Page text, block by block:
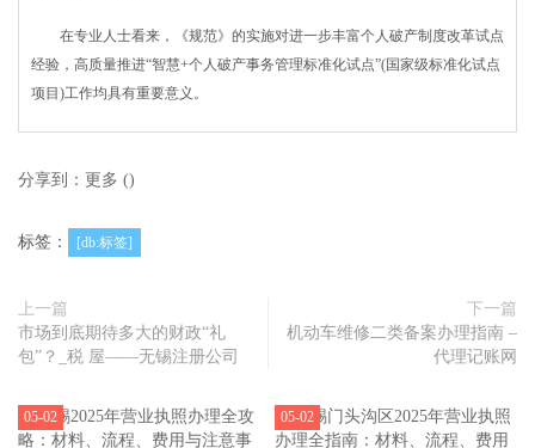
在专业人士看来，《规范》的实施对进一步丰富个人破产制度改革试点
经验，高质量推进“智慧+个人破产事务管理标准化试点”(国家级标准化试点
项目)工作均具有重要意义。
分享到： 更多 ()
标签： [db:标签]
上一篇
市场到底期待多大的财政“礼
包”？_税 屋——无锡注册公司
下一篇
机动车维修二类备案办理指南 –
代理记账网
05-02 05-02